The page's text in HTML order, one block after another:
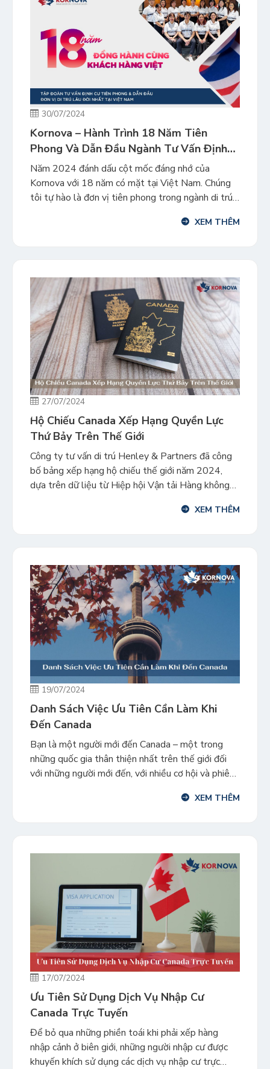
30/07/2024
Kornova – Hành Trình 18 Năm Tiên
Phong Và Dẫn Đầu Ngành Tư Vấn Định
Cư Tại Việt Nam
Năm 2024 đánh dấu cột mốc đáng nhớ của
Kornova với 18 năm có mặt tại Việt Nam. Chúng
tôi tự hào là đơn vị tiên phong trong ngành di trú
tin và mối quan hệ mật thiết với khách hàng. Cùng
XEM THÊM
27/07/2024
Hộ Chiếu Canada Xếp Hạng Quyền Lực
Thứ Bảy Trên Thế Giới
Công ty tư vấn di trú Henley & Partners đã công
bố bảng xếp hạng hộ chiếu thế giới năm 2024,
dựa trên dữ liệu từ Hiệp hội Vận tải Hàng không
Canada là hộ chiếu quyền lực thứ bảy trên thế giới,
XEM THÊM
19/07/2024
Danh Sách Việc Ưu Tiên Cần Làm Khi
Đến Canada
Bạn là một người mới đến Canada – một trong
những quốc gia thân thiện nhất trên thế giới đối
với những người mới đến, với nhiều cơ hội và phiêu
thực hiện khi bạn mới đến Canada? Khi đến nơi,
XEM THÊM
17/07/2024
Ưu Tiên Sử Dụng Dịch Vụ Nhập Cư
Canada Trực Tuyến
Để bỏ qua những phiền toái khi phải xếp hàng
nhập cảnh ở biên giới, những người nhập cư được
khuyến khích sử dụng các dịch vụ nhập cư trực